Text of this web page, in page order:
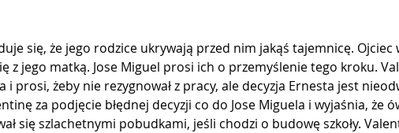
się, że jego rodzice ukrywają przed nim jakąś tajemnicę. Ojciec
z jego matką. Jose Miguel prosi ich o przemyślenie tego kroku.
i prosi, żeby nie rezygnował z pracy, ale decyzja Ernesta jest
za podjęcie błędnej decyzji co do Jose Miguela i wyjaśnia, że
się szlachetnymi pobudkami, jeśli chodzi o budowę szkoły.